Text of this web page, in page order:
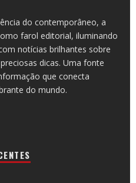
do contemporâneo, a
farol editorial, iluminando
notícias brilhantes sobre
dicas. Uma fonte
que conecta
do mundo.